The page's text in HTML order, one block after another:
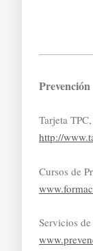
Tarjeta
http://
Cursos de
Servicios